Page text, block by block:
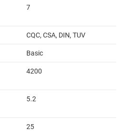
7
CQC, CSA, DIN, TUV
Basic
4200
5.2
25